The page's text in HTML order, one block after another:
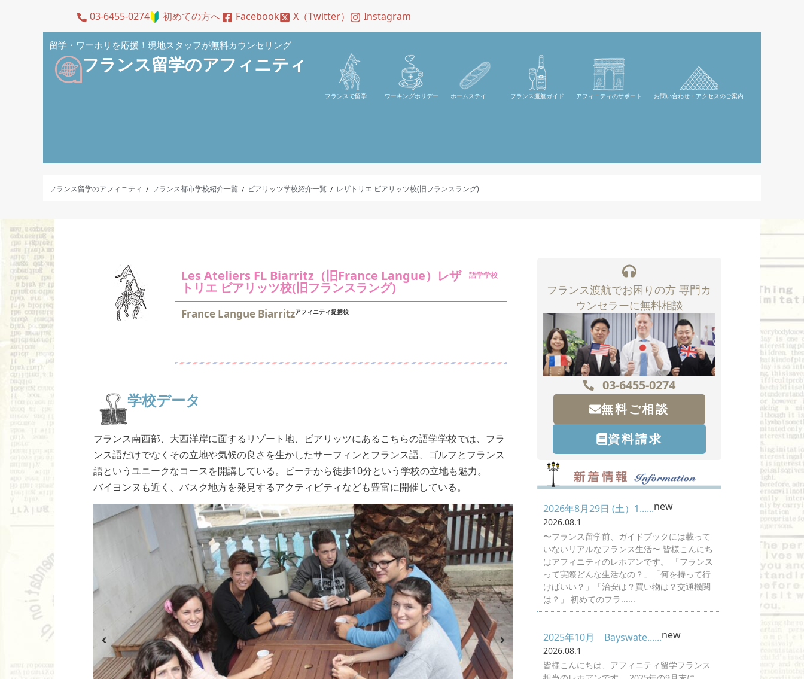
03-6455-0274 初めての方へ Facebook X（Twitter） Instagram
留学・ワーホリを応援！現地スタッフが無料カウンセリング
フランス留学のアフィニティ
フランスで留学 ワーキングホリデー ホームステイ フランス渡航ガイド アフィニティのサポート お問い合わせ・アクセスのご案内
フランス留学のアフィニティ / フランス都市学校紹介一覧 / ピアリッツ学校紹介一覧 / レザトリエ ビアリッツ校(旧フランスラング)
Les Ateliers FL Biarritz（旧France Langue）レザ
トリエ ビアリッツ校(旧フランスラング)
語学学校
France Langue Biarritzアフィニティ提携校
学校データ
フランス南西部、大西洋岸に面するリゾート地、ビアリッツにあるこちらの語学学校では、フラ
ンス語だけでなくその立地や気候の良さを生かしたサーフィンとフランス語、ゴルフとフランス
語というユニークなコースを開講している。ビーチから徒歩10分という学校の立地も魅力。
バイヨンヌも近く、バスク地方を発見するアクティビティなども豊富に開催している。
フランス渡航でお困りの方 専門カ
ウンセラーに無料相談
03-6455-0274
無料ご相談
資料請求
2026年8月29日 (土）1......new
2026.08.1
〜フランス留学前、ガイドブックには載って
いないリアルなフランス生活〜 皆様こんにち
はアフィニティのレホアンです。 「フランス
って実際どんな生活なの？」「何を持って行
けばいい？」「治安は？買い物は？交通機関
は？」 初めてのフラ......
2025年10月 Bayswate......new
2026.08.1
皆様こんにちは、アフィニティ留学フランス